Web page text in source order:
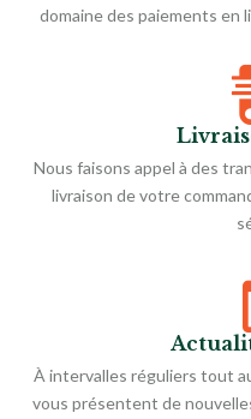
domaine des paiements en
Nous faisons appel à des
livraison de votre
À intervalles réguliers tout
vous présentent de